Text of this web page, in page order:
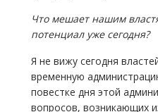
Что мешает нашим
потенциал уже сегодня?
Я не вижу сегодня
временную
повестке дня этой
вопросов, возникающих